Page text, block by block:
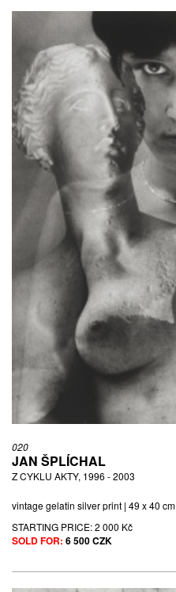
020
JAN ŠPLÍCHAL
Z CYKLU AKTY, 1996 - 2003
vintage gelatin silver print | 49 x 40 cm
STARTING PRICE:2 000 Kč
SOLD FOR: 6 500 CZK